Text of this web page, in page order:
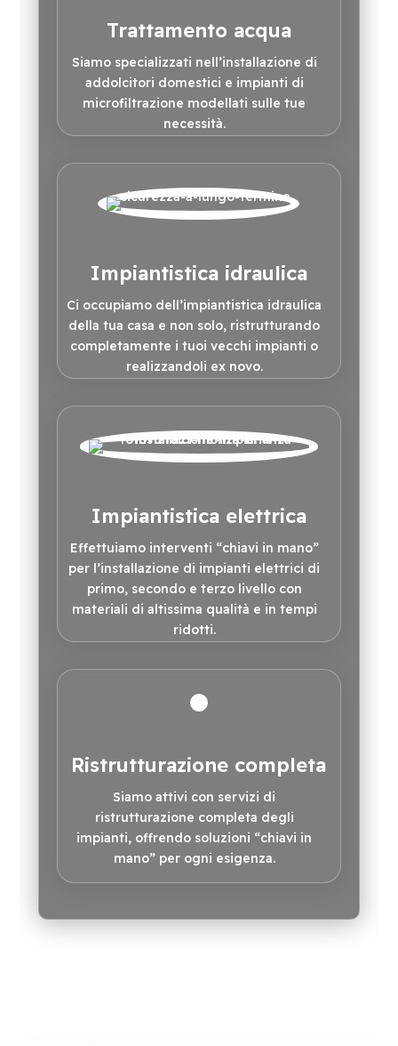
Trattamento acqua
Siamo specializzati nell’installazione di
addolcitori domestici e impianti di
microfiltrazione modellati sulle tue
necessità.
Impiantistica idraulica
Ci occupiamo dell’impiantistica idraulica
della tua casa e non solo, ristrutturando
completamente i tuoi vecchi impianti o
realizzandoli ex novo.
Impiantistica elettrica
Effettuiamo interventi “chiavi in mano”
per l’installazione di impianti elettrici di
primo, secondo e terzo livello con
materiali di altissima qualità e in tempi
ridotti.
Ristrutturazione completa
Siamo attivi con servizi di
ristrutturazione completa degli
impianti, offrendo soluzioni “chiavi in
mano” per ogni esigenza.